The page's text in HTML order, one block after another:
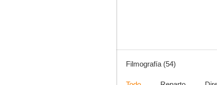
Filmografía (54)